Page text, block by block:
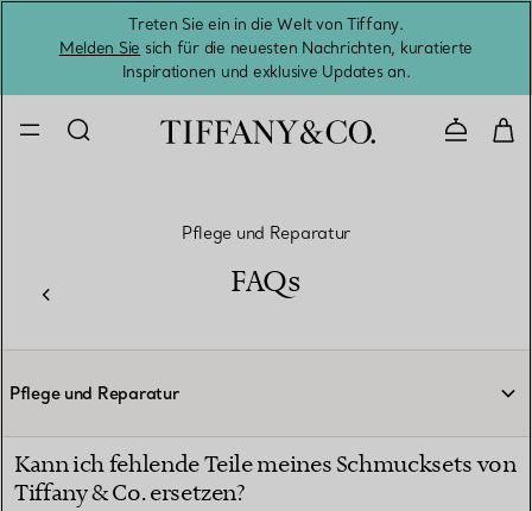
Treten Sie ein in die Welt von Tiffany.
Melden Sie sich für die neuesten Nachrichten, kuratierte
Inspirationen und exklusive Updates an.
Pflege und Reparatur
FAQs
Pflege und Reparatur
Kann ich fehlende Teile meines Schmucksets von
Tiffany & Co. ersetzen?